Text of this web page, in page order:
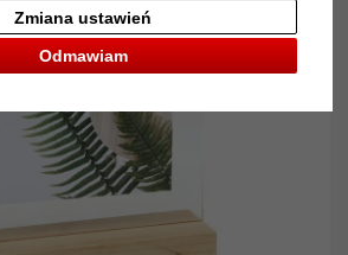
Odmawiam
Zmiana ustawień